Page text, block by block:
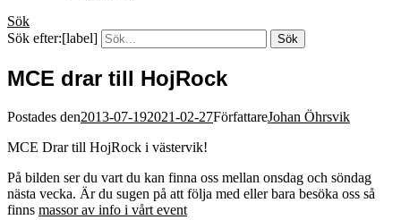
Sök
Sök efter:[label]
MCE drar till HojRock
Postades den2013-07-192021-02-27FörfattareJohan Öhrsvik
MCE Drar till HojRock i västervik!
På bilden ser du vart du kan finna oss mellan onsdag och söndag
nästa vecka. Är du sugen på att följa med eller bara besöka oss så
finns massor av info i vårt event